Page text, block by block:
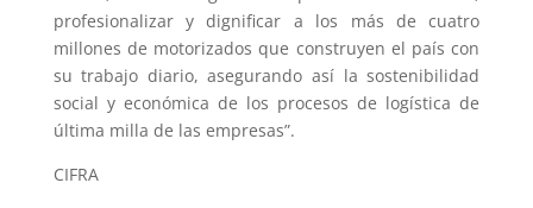
profesionalizar y dignificar a los más de cuatro
millones de motorizados que construyen el país con
su trabajo diario, asegurando así la sostenibilidad
social y económica de los procesos de logística de
última milla de las empresas”.
CIFRA